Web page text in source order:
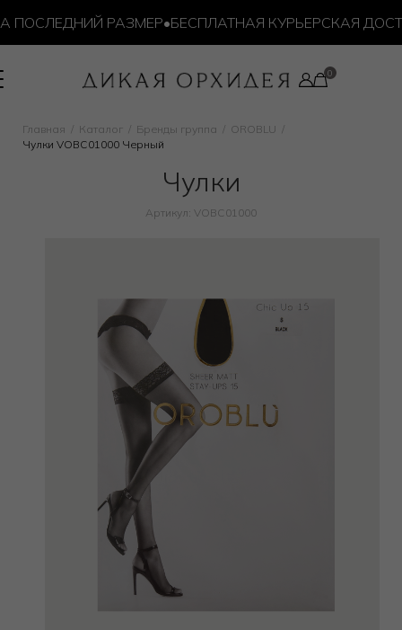
РАЗМЕР•БЕСПЛАТНАЯ КУРЬЕРСКАЯ
Главная Каталог Бренды группа
OROBLU
Чулки VOBC01000 Черный
Чулки
Артикул: VOBC01000